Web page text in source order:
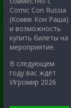
Comic Con Russia
(Комик Кон Раша)
и возможность
купить билеты на
мероприятие.
В следующем
году вас ждёт
Игромир 2026